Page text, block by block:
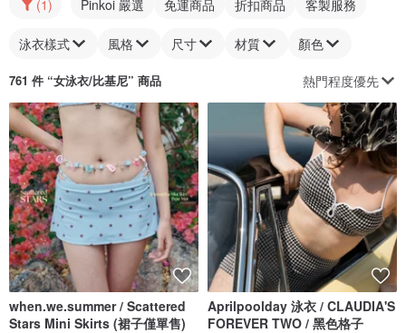
(1)
Pinkoi 嚴選 免運商品 折扣商品 客製服務
泳衣樣式 風格 尺寸 材質 顏色
761 件 “女泳衣/比基尼” 商品 熱門程度優先
when.we.summer / Scattered
Stars Mini Skirts (裙子僅單售)
Aprilpoolday 泳衣 / CLAUDIA'S
FOREVER TWO / 黑色格子